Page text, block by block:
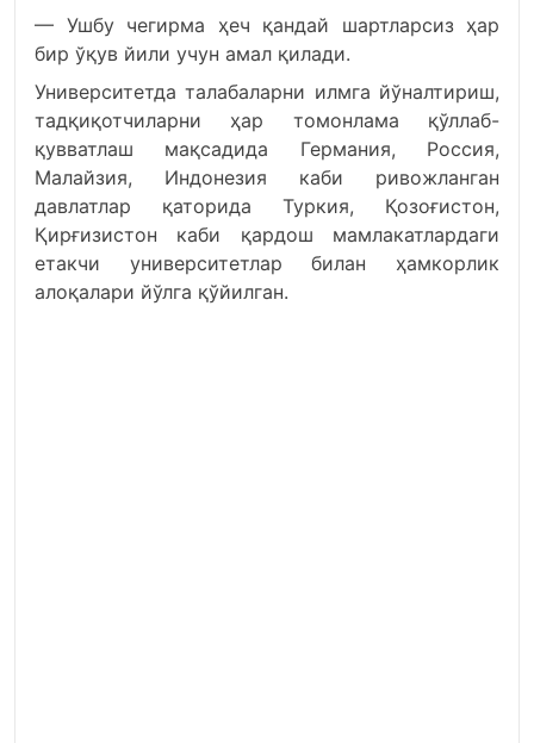
— Ушбу чегирма ҳеч қандай шартларсиз ҳар
бир ўқув йили учун амал қилади.
Университетда талабаларни илмга йўналтириш,
тадқиқотчиларни ҳар томонлама қўллаб-
қувватлаш мақсадида Германия, Россия,
Малайзия, Индонезия каби ривожланган
давлатлар қаторида Туркия, Қозоғистон,
Қирғизистон каби қардош мамлакатлардаги
етакчи университетлар билан ҳамкорлик
алоқалари йўлга қўйилган.